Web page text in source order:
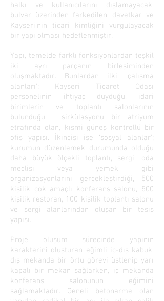
halkı ve kullanıcılarını dışlamayacak,
bulvar üzerinden farkedilen, davetkar ve
Kayseri’nin ticari kimliğini vurgulayacak
bir yapı olması hedeflenmiştir.
Yapı, temelde farklı fonksiyonlardan teşkil
iki ayrı parçanın birleşiminden
oluşmaktadır. Bunlardan ilki ‘çalışma
alanları’; Kayseri Ticaret Odası
personelinin ihtiyaç duyduğu, idari
birimlerin ve toplantı salonlarının
bulunduğu , sirkülasyonu bir atriyum
etrafında olan, kısmi güneş kontrollü bir
ofis yapısı. İkincisi ise ‘sosyal alanlar’;
kurumun düzenlemek durumunda olduğu
daha büyük ölçekli toplantı, sergi, oda
meclisi veya yemek gibi
organizasyonlarını gerçekleştirdiği, 500
kişilik çok amaçlı konferans salonu, 500
kişilik restoran, 100 kişilik toplantı salonu
ve sergi alanlarından oluşan bir tesis
yapısı.
Proje oluşum sürecinde yapının
karakterini oluşturan eğimli iç-dış kabuk,
dış mekanda bir örtü görevi üstlenip yarı
kapalı bir mekan sağlarken, iç mekanda
konferans salonunun eğimini
sağlamaktadır. Geneli betonarme olan